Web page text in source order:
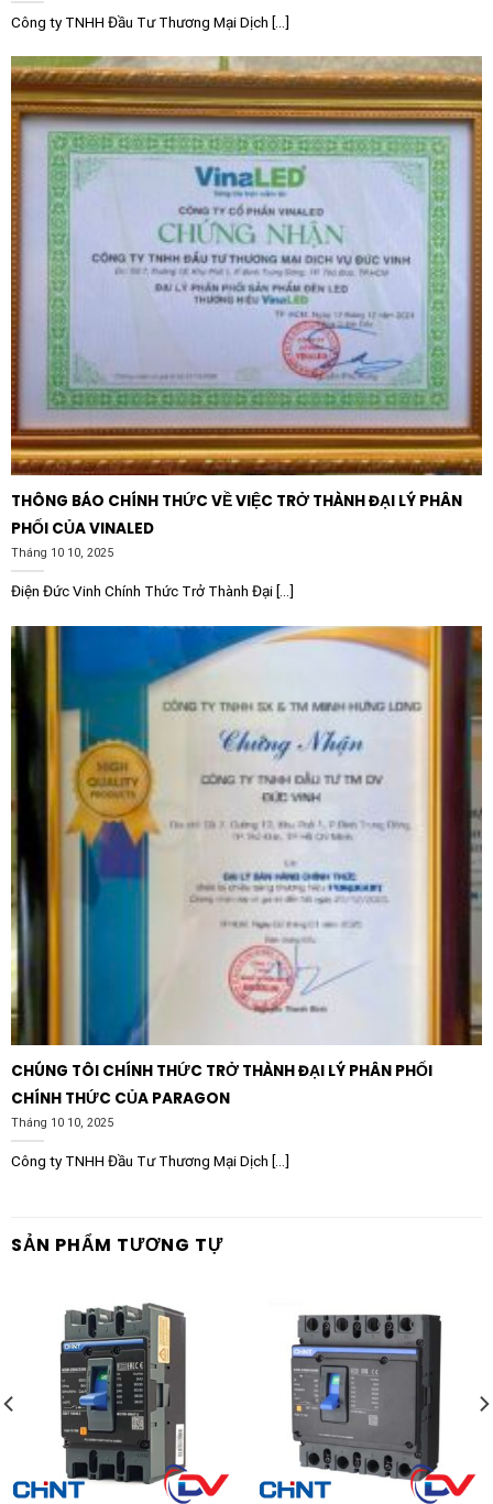
toàn tuyệt đối cho quy trình vận hành.
Tính năng ngắt mô-men an toàn (STO):Trang bị tiêu
chuẩn chức năng Safe Torque Off nâng cao, giúp ngắt
lực động cơ ngay lập tức trong các tình huống khẩn
cấp mà không cần ngắt nguồn lực động lực chính, bảo
vệ an toàn tối đa cho người lao động vận hành trực
tiếp quanh máy móc.
Ứng dụng thực tế trong công nghiệp
Nhờ vào cấu trúc bền bỉ và khả năng điều khiển thông
minh, Khởi động mềm Schneider Altivar ATS490 140A
208-690VAC được tin dùng rộng rãi trong nhiều lĩnh
vực công nghiệp trọng điểm:
Hệ thống cấp thoát nước và xử lý nước thải:Điều
khiển các cụm bơm ly tâm công suất lớn, loại bỏ
hoàn toàn hiện tượng “búa nước” (water hammer)
gây nứt vỡ đường ống khi dừng bơm đột ngột.
Hệ thống thông gió và điều hòa trung tâm HVAC:
Vận hành mượt mà các hệ thống quạt hút gió tòa
nhà, quạt đẩy lò hơi, giảm dòng khởi động tránh gây
cảm khác trong mạng lưới.
Ngành khai thác mỏ và xi măng:
cho các hệ thống băng tải dài, máy nghiền đá, máy
sàng lọc liệu, giúp việc khởi động tải nặng trở nên
dễ dàng và an toàn hơn bao giờ hết.
Công nghiệp chế biến gỗ và sản xuất giấy:
khiển hệ thống máy nén khí trung tâm, máy đùn, giúp
duy trì áp suất hệ thống ổn định và bảo vệ động cơ
trước các hiện tượng quá tải nhiệt.
Hướng dẫn lắp đặt và tối ưu vận hành
Để đảm bảo hiệu suất hoạt động tốt nhất và độ bền
dài lâu cho Khởi động mềm Schneider Altivar ATS490
140A 208-690VAC, quy trình lắp đặt cần tuân thủ
nghiêm ngặt các khuyến cáo từ nhà sản xuất:
Thiết bị nên được lắp đặt thẳng đứng bên trong tủ
điện có không gian thông thoáng. Cần duy trì khoảng
cách trống tối thiểu ở phía trên và phía dưới thiết bị
môi trường nhà máy có nhiều bụi bẩn, độ ẩm cao hoặc
chuyên dụng hoặc hệ thống điều hòa giải nhiệt cưỡng
Nhờ tích hợp sẵn các cổng truyền thông tốc độ cao
như Modbus TCP và EtherNet/IP, các kỹ sư có thể dễ
dàng kết nối thiết bị với hệ thống điều khiển trung tâm
PLC/SCADA. Việc giám sát liên tục các thông số dòng
điện, điện áp, mô-men xoắn và lịch sử lỗi giúp phòng
Công ty TNHH Đầu Tư Thương Mại Dịch [...]
THÔNG BÁO CHÍNH THỨC VỀ VIỆC TRỞ THÀNH ĐẠI LÝ PHÂN
PHỐI CỦA VINALED
Tháng 10 10, 2025
Điện Đức Vinh Chính Thức Trở Thành Đại [...]
CHÚNG TÔI CHÍNH THỨC TRỞ THÀNH ĐẠI LÝ PHÂN PHỐI
CHÍNH THỨC CỦA PARAGON
Tháng 10 10, 2025
Công ty TNHH Đầu Tư Thương Mại Dịch [...]
SẢN PHẨM TƯƠNG TỰ